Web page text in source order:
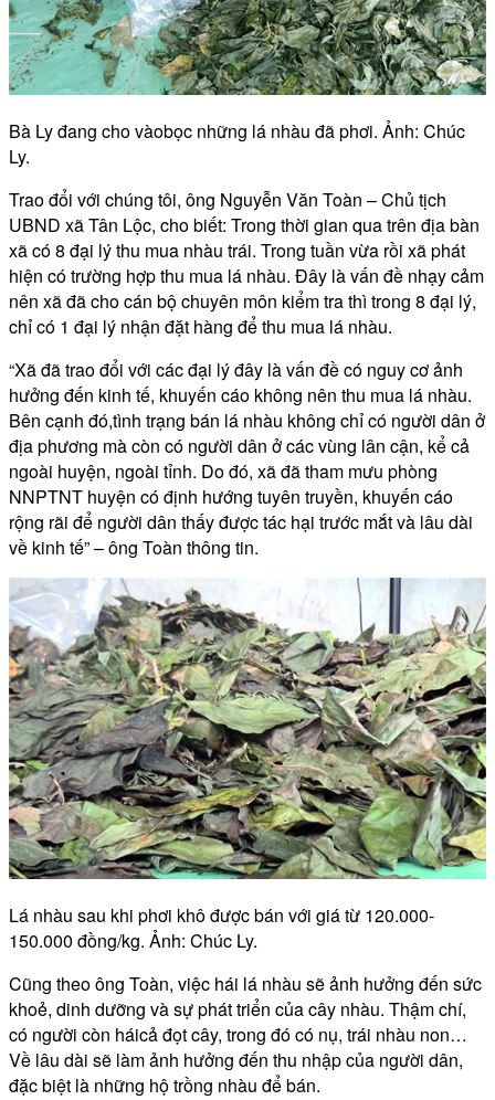
Bà Ly đang cho vàobọc những lá nhàu đã phơi. Ảnh: Chúc
Ly.
Trao đổi với chúng tôi, ông Nguyễn Văn Toàn – Chủ tịch
UBND xã Tân Lộc, cho biết: Trong thời gian qua trên địa bàn
xã có 8 đại lý thu mua nhàu trái. Trong tuần vừa rồi xã phát
hiện có trường hợp thu mua lá nhàu. Đây là vấn đề nhạy cảm
nên xã đã cho cán bộ chuyên môn kiểm tra thì trong 8 đại lý,
chỉ có 1 đại lý nhận đặt hàng để thu mua lá nhàu.
“Xã đã trao đổi với các đại lý đây là vấn đề có nguy cơ ảnh
hưởng đến kinh tế, khuyến cáo không nên thu mua lá nhàu.
Bên cạnh đó,tình trạng bán lá nhàu không chỉ có người dân ở
địa phương mà còn có người dân ở các vùng lân cận, kể cả
ngoài huyện, ngoài tỉnh. Do đó, xã đã tham mưu phòng
NNPTNT huyện có định hướng tuyên truyền, khuyến cáo
rộng rãi để người dân thấy được tác hại trước mắt và lâu dài
về kinh tế” – ông Toàn thông tin.
Lá nhàu sau khi phơi khô được bán với giá từ 120.000-
150.000 đồng/kg. Ảnh: Chúc Ly.
Cũng theo ông Toàn, việc hái lá nhàu sẽ ảnh hưởng đến sức
khoẻ, dinh dưỡng và sự phát triển của cây nhàu. Thậm chí,
có người còn háicả đọt cây, trong đó có nụ, trái nhàu non…
Về lâu dài sẽ làm ảnh hưởng đến thu nhập của người dân,
đặc biệt là những hộ trồng nhàu để bán.